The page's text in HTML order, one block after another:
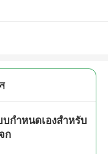
ว ๆ นี้!
บกำหนดเองสำหรับ
ก